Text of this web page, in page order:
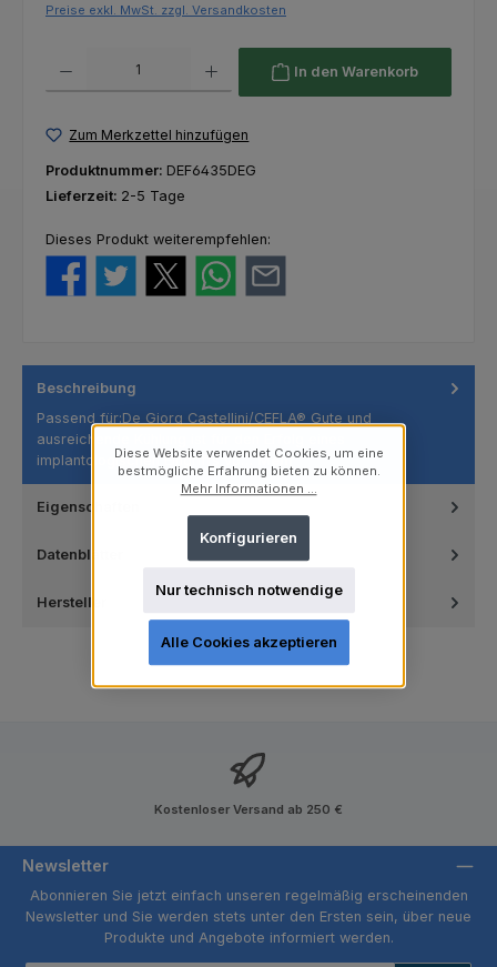
Preise exkl. MwSt. zzgl. Versandkosten
In den Warenkorb
Zum Merkzettel hinzufügen
Produktnummer: DEF6435DEG
Lieferzeit: 2-5 Tage
Dieses Produkt weiterempfehlen:
Beschreibung
Passend für:De Giorg Castellini/CEFLA® Gute und
ausreichende Kühlung ist für den Erfolg eines
implantologischen Eingriffs vo…Mehr
Eigenschaften
Datenblätter
Hersteller
Kostenloser Versand ab 250 €
Newsletter
Abonnieren Sie jetzt einfach unseren regelmäßig erscheinenden
Newsletter und Sie werden stets unter den Ersten sein, über neue
Produkte und Angebote informiert werden.
Diese Website verwendet Cookies, um eine
bestmögliche Erfahrung bieten zu können.
Mehr Informationen ...
Nur technisch notwendige
Konfigurieren
Alle Cookies akzeptieren